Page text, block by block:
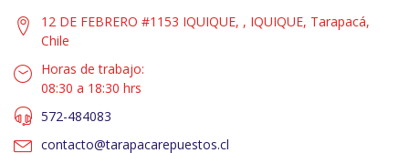
12 DE FEBRERO #1153 IQUIQUE, , IQUIQUE, Tarapacá,
Chile
Horas de trabajo:
08:30 a 18:30 hrs
572-484083
contacto@tarapacarepuestos.cl